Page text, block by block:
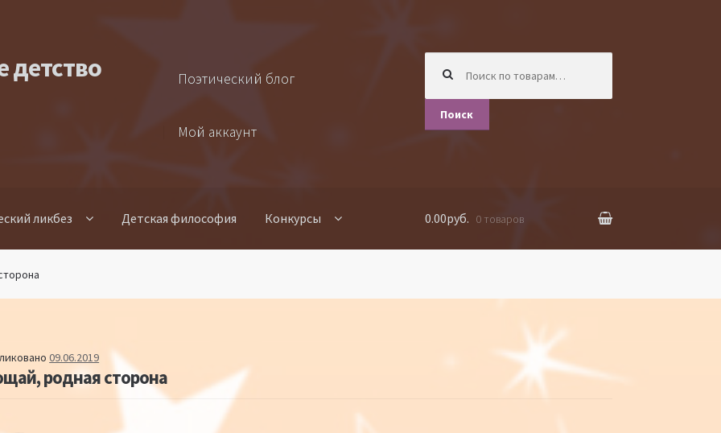
детство Поэтический блог
Мой аккаунт
Поиск
ликбез Детская философия Конкурсы 0.00руб. 0 товаров
09.06.2019
родная сторона